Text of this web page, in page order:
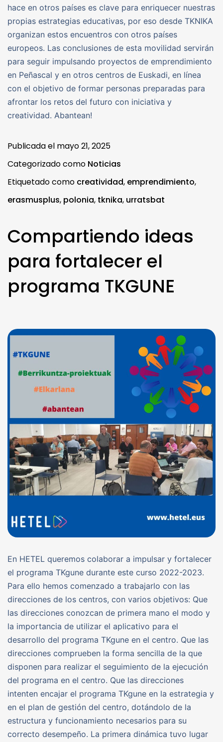
hace en otros países es clave para enriquecer nuestras
propias estrategias educativas, por eso desde TKNIKA
organizan estos encuentros con otros países
europeos. Las conclusiones de esta movilidad servirán
para seguir impulsando proyectos de emprendimiento
en Peñascal y en otros centros de Euskadi, en línea
con el objetivo de formar personas preparadas para
afrontar los retos del futuro con iniciativa y
creatividad. Abantean!
Publicada el mayo 21, 2025
Categorizado como Noticias
Etiquetado como creatividad, emprendimiento,
erasmusplus, polonia, tknika, urratsbat
Compartiendo ideas
para fortalecer el
programa TKGUNE
En HETEL queremos colaborar a impulsar y fortalecer
el programa TKgune durante este curso 2022-2023.
Para ello hemos comenzado a trabajarlo con las
direcciones de los centros, con varios objetivos: Que
las direcciones conozcan de primera mano el modo y
la importancia de utilizar el aplicativo para el
desarrollo del programa TKgune en el centro. Que las
direcciones comprueben la forma sencilla de la que
disponen para realizar el seguimiento de la ejecución
del programa en el centro. Que las direcciones
intenten encajar el programa TKgune en la estrategia y
en el plan de gestión del centro, dotándolo de la
estructura y funcionamiento necesarios para su
correcto desempeño. La primera dinámica tuvo lugar